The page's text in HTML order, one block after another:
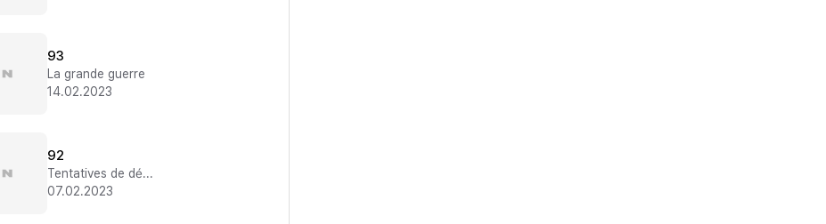
93
La grande guerre
14.02.2023
92
Tentatives de déstabilisation
07.02.2023